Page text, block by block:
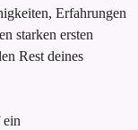
Erfahrungen
starken ersten
Rest deines